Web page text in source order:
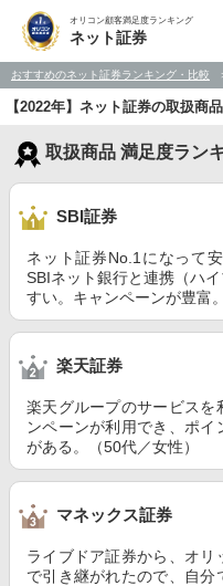
オリコン顧客満足度ランキング
ネット証券
おすすめのネット証券ランキング・比較
【2022年】ネット証券の取扱商
取扱商品 満足度ラン
SBI証券
ネット証券No.1になって
SBIネット銀行と連携（ハ
すい。キャンペーンが豊富
楽天証券
楽天グループのサービスを
ンペーンが利用でき、ポ
がある。（50代／女性）
マネックス証券
ライブドア証券から、オ
で引き継がれたので、自